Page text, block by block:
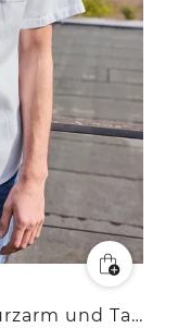
Bedford Hemd mit Kurzarm und Tasche